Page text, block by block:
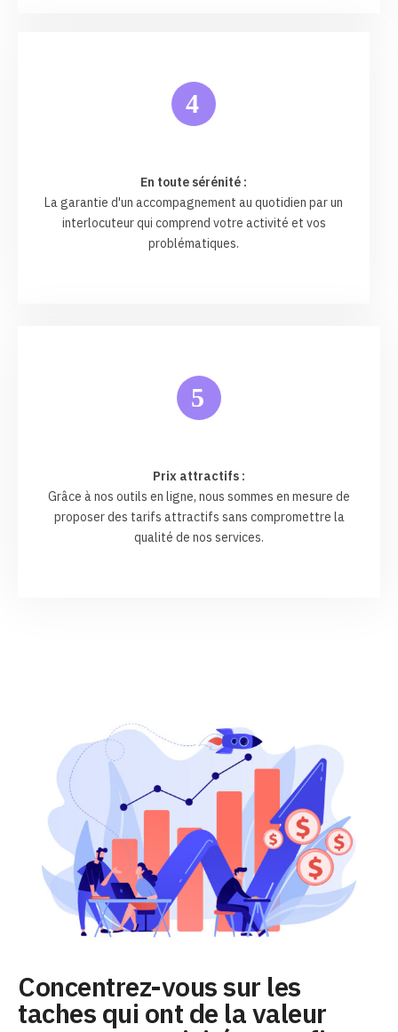
4
En toute sérénité :
La garantie d'un accompagnement au quotidien par un
interlocuteur qui comprend votre activité et vos
problématiques.
5
Prix attractifs :
Grâce à nos outils en ligne, nous sommes en mesure de
proposer des tarifs attractifs sans compromettre la
qualité de nos services.
Concentrez-vous sur les
taches qui ont de la valeur